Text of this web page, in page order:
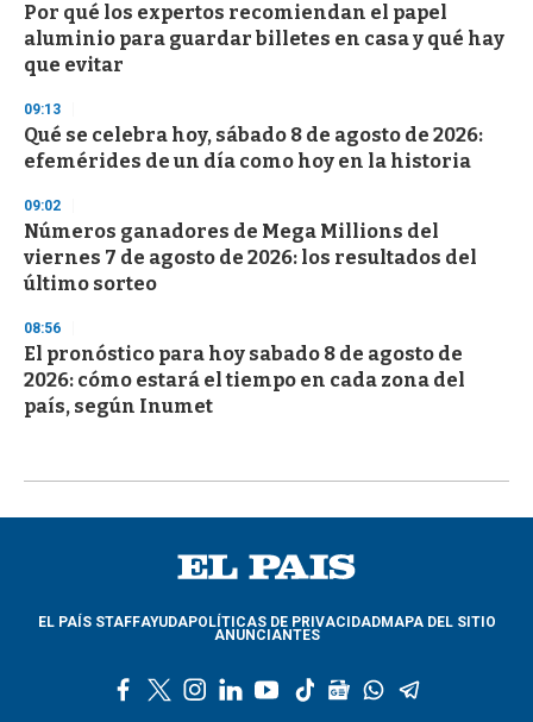
Por qué los expertos recomiendan el papel
aluminio para guardar billetes en casa y qué hay
que evitar
09:13
Qué se celebra hoy, sábado 8 de agosto de 2026:
efemérides de un día como hoy en la historia
09:02
Números ganadores de Mega Millions del
viernes 7 de agosto de 2026: los resultados del
último sorteo
08:56
El pronóstico para hoy sabado 8 de agosto de
2026: cómo estará el tiempo en cada zona del
país, según Inumet
EL PAÍS STAFFAYUDAPOLÍTICAS DE PRIVACIDADMAPA DEL SITIO
ANUNCIANTES
w
l
y
t
g
w